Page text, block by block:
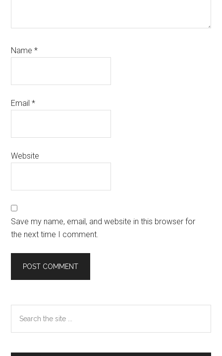
Name*
Email*
Website
Save my name, email, and website in this browser for
the next time I comment.
Primary
Sidebar
the